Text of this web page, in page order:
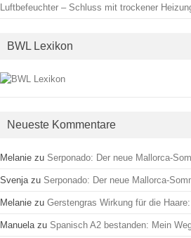
Luftbefeuchter – Schluss mit trockener
BWL Lexikon
Neueste Kommentare
Melanie zu Serponado: Der neue Mallorca-
Svenjazu Serponado: Der neue Mallorca-
Melanie zu Gerstengras Wirkung für die
Manuelazu Spanisch A2 bestanden: Mein